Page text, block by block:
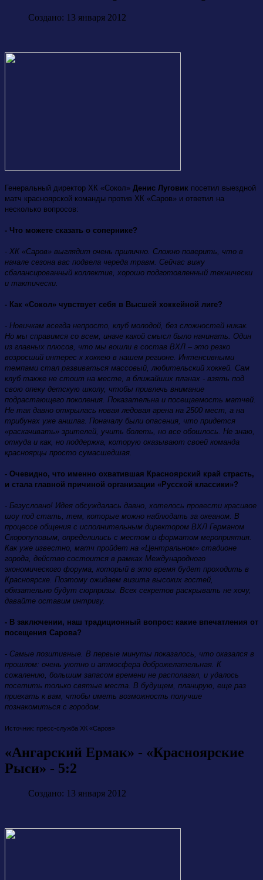
Создано: 13 января 2012
Генеральный директор ХК «Сокол» Денис Луговик посетил выездной
матч красноярской команды против ХК «Саров» и ответил на
несколько вопросов:
- Что можете сказать о сопернике?
- ХК «Саров» выглядит очень прилично. Сложно поверить, что в
начале сезона вас подвела череда травм. Сейчас вижу
сбалансированный коллектив, хорошо подготовленный технически
и тактически.
- Как «Сокол» чувствует себя в Высшей хоккейной лиге?
- Новичкам всегда непросто, клуб молодой, без сложностей никак.
Но мы справимся со всем, иначе какой смысл было начинать. Один
из главных плюсов, что мы вошли в состав ВХЛ – это резко
возросший интерес к хоккею в нашем регионе. Интенсивными
темпами стал развиваться массовый, любительский хоккей. Сам
клуб также не стоит на месте, в ближайших планах - взять под
свою опеку детскую школу, чтобы привлечь внимание
подрастающего поколения. Показательна и посещаемость матчей.
Не так давно открылась новая ледовая арена на 2500 мест, а на
трибунах уже аншлаг. Поначалу были опасения, что придется
«раскачивать» зрителей, учить болеть, но все обошлось. Не знаю,
откуда и как, но поддержка, которую оказывают своей команда
красноярцы просто сумасшедшая.
- Очевидно, что именно охватившая Красноярский край страсть,
и стала главной причиной организации «Русской классики»?
- Безусловно! Идея обсуждалась давно, хотелось провести красивое
шоу под стать, тем, которые можно наблюдать за океаном. В
процессе общения с исполнительным директором ВХЛ Германом
Скоропуповым, определились с местом и форматом мероприятия.
Как уже известно, матч пройдет на «Центральном» стадионе
города, действо состоится в рамках Международного
экономического форума, который в это время будет проходить в
Красноярске. Поэтому ожидаем визита высоких гостей,
обязательно будут сюрпризы. Всех секретов раскрывать не хочу,
давайте оставим интригу.
- В заключении, наш традиционный вопрос: какие впечатления от
посещения Сарова?
- Самые позитивные. В первые минуты показалось, что оказался в
прошлом: очень уютно и атмосфера доброжелательная. К
сожалению, большим запасом времени не располагал, и удалось
посетить только святые места. В будущем, планирую, еще раз
приехать к вам, чтобы иметь возможность получше
познакомиться с городом.
Источник: пресс-служба ХК «Саров»
«Ангарский Ермак» - «Красноярские
Рыси» - 5:2
Создано: 13 января 2012